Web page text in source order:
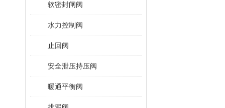
软密封闸阀
水力控制阀
止回阀
安全泄压持压阀
暖通平衡阀